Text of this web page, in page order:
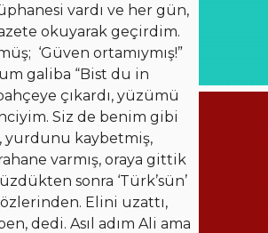
vardı ve her gün,
okuyarak geçirdim.
‘Güven ortamıymış!”
galiba “Bist du in
çıkardı, yüzümü
Siz de benim gibi
yurdunu kaybetmiş,
varmış, oraya gittik
sonra ‘Türk’sün’
Elini uzattı,
dedi. Asıl adım Ali ama